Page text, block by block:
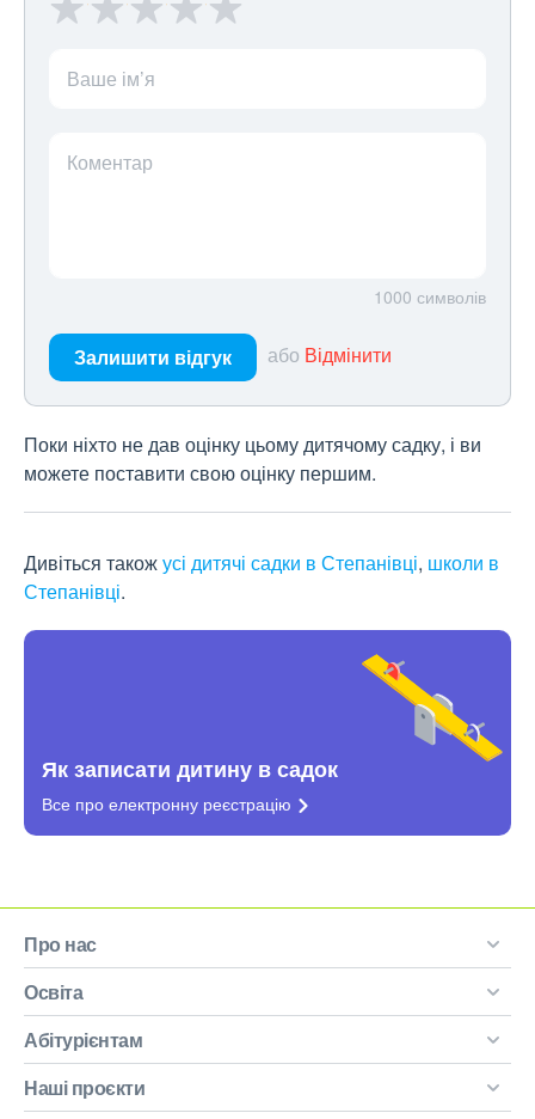
Ваше ім’я
Коментар
1000 символів
Залишити відгук або Відмінити
Поки ніхто не дав оцінку цьому дитячому садку, і ви
можете поставити свою оцінку першим.
Дивіться такожусі дитячі садки в Степанівці, школи в
Степанівці.
Як записати дитину в садок
Все про електронну реєстрацію
Про нас
Освіта
Абітурієнтам
Наші проєкти